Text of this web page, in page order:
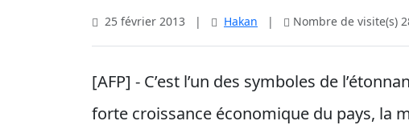
25 février 2013 | Hakan | Nombre de visite(s)
[AFP] - C’est l’un des symboles de
forte croissance économique du pays, la